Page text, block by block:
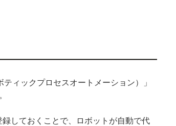
ィックプロセスオートメーション）」
しておくことで、ロボットが自動で代